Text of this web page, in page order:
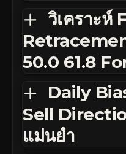
วิเคราะห์
50.0 61.8
Daily
Sell
แม่นยำ